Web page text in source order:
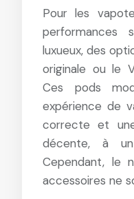
Pour les
performances
luxueux, des
originale ou le
Ces pods
expérience de
correcte et
décente, à
Cependant, le
accessoires ne